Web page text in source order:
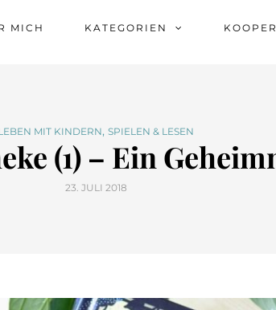
MICH KATEGORIEN
MIT KINDERN, SPIELEN & LESEN
(1) – Ein
23. JULI 2018